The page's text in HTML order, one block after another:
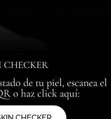
CHECKER
de tu piel, escanea el
o haz click aquí: